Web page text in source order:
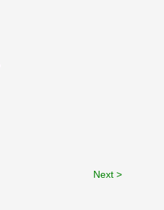
Next >